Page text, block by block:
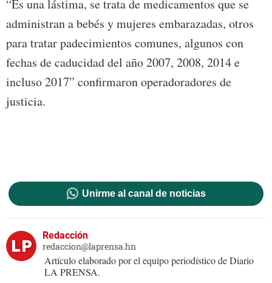
“Es una lástima, se trata de medicamentos que se
administran a bebés y mujeres embarazadas, otros
para tratar padecimientos comunes, algunos con
fechas de caducidad del año 2007, 2008, 2014 e
incluso 2017” confirmaron operadoradores de
justicia.
Unirme al canal de noticias
Redacción
redaccion@laprensa.hn
Artículo elaborado por el equipo periodístico de Diario
LA PRENSA.